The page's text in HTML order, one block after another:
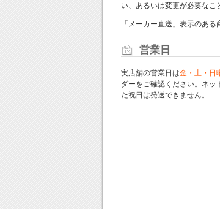
い、あるいは変更が必要なこ
「メーカー直送」表示のあ
営業日
実店舗の営業日は金・土・日
ダーをご確認ください。ネッ
た祝日は発送できません。